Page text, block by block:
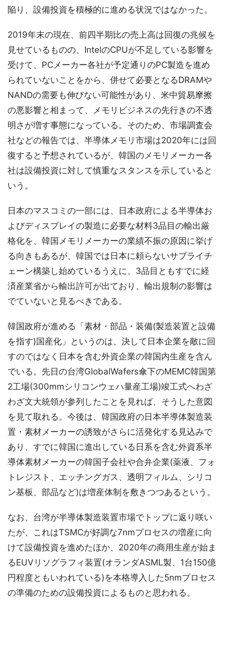
陥り、設備投資を積極的に進める状況ではなかった。
2019年末の現在、前四半期比の売上高は回復の兆候を
見せているものの、IntelのCPUが不足している影響を
受けて、PCメーカー各社が予定通りのPC製造を進め
られていないことをから、併せて必要となるDRAMや
NANDの需要も伸びない可能性があり、米中貿易摩擦
の悪影響と相まって、メモリビジネスの先行きの不透
明さが増す事態になっている。そのため、市場調査会
社などの報告では、半導体メモリ市場は2020年には回
復すると予想されているが、韓国のメモリメーカー各
社は設備投資に対して慎重なスタンスを示していると
いう。
日本のマスコミの一部には、日本政府による半導体お
よびディスプレイの製造に必要な材料3品目の輸出厳
格化を、韓国メモリメーカーの業績不振の原因に挙げ
る向きもあるが、韓国では日本に頼らないサプライチ
ェーン構築し始めているうえに、3品目ともすでに経
済産業省から輸出許可が出ており、輸出規制の影響は
でていないと見るべきである。
韓国政府が進める「素材・部品・装備(製造装置と設備
を指す)国産化」というのは、決して日本企業を敵に回
すのではなく日本を含む外資企業の韓国内生産を含ん
でいる。先日の台湾GlobalWafers傘下のMEMC韓国第
2工場(300mmシリコンウェハ量産工場)竣工式へわざ
わざ文大統領が参列したことを見れば、そうした意図
を見て取れる。今後は、韓国政府の日本半導体製造装
置・素材メーカーの誘致がさらに活発化する見込みで
あり、すでに韓国に進出している日系を含む外資系半
導体素材メーカーの韓国子会社や合弁企業(薬液、フォ
トレジスト、エッチングガス、透明フィルム、シリコ
ン基板、部品など)は増産体制を敷きつつあるという。
なお、台湾が半導体製造装置市場でトップに返り咲い
たが、これはTSMCが好調な7nmプロセスの増産に向
けて設備投資を進めたほか、2020年の商用生産が始ま
るEUVリソグラフィ装置(オランダASML製、1台150億
円程度ともいわれている)を本格導入した5nmプロセス
の準備のための設備投資によるものと思われる。